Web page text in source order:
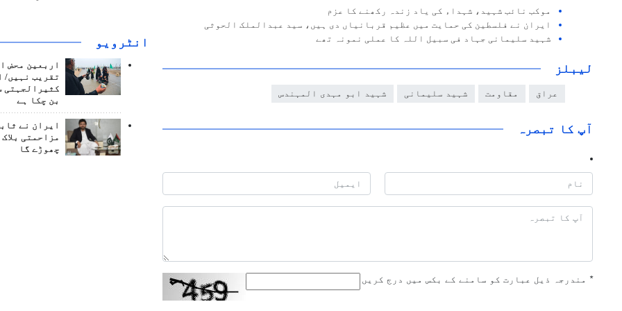
موکب نائب شہید، شہداء کی یاد زندہ رکھنے کا عزم
ایران نے فلسطین کی حمایت میں عظیم قربانیاں دی ہیں، سید عبدالملک الحوثی
شہید سلیمانی جہاد فی سبیل اللہ کا عملی نمونہ تھے
لیبلز
عراق مقاومت شہید سلیمانی شہید ابو مہدی المہندس
آپ کا تبصرہ
* مندرجہ ذیل عبارت کو سامنے کے بکس میں درج کریں
انٹرويو
اربعین محض
تقریب نہیں/
کثیرالجہتی
بن چکا ہے
ایران نے
مزاحمتی
چھوڑے گا